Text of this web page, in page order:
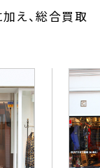
え、総合買取